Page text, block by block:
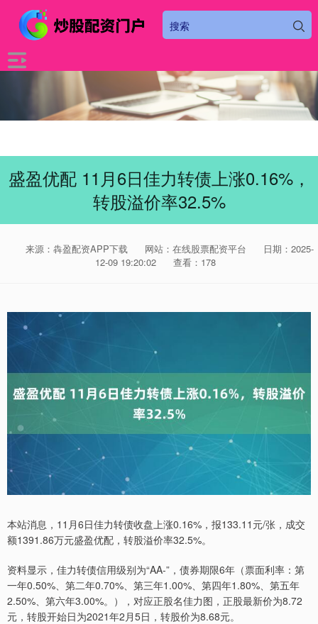
盛盈优配 11月6日佳力转债上涨0.16%，
转股溢价率32.5%
来源：犇盈配资APP下载 网站：在线股票配资平台
日期：2025-
12-09 19:20:02
查看：178
本站消息，11月6日佳力转债收盘上涨0.16%，报133.11元/张，成交
额1391.86万元盛盈优配，转股溢价率32.5%。
资料显示，佳力转债信用级别为“AA-”，债券期限6年（票面利率：第
一年0.50%、第二年0.70%、第三年1.00%、第四年1.80%、第五年
2.50%、第六年3.00%。），对应正股名佳力图，正股最新价为8.72
元，转股开始日为2021年2月5日，转股价为8.68元。